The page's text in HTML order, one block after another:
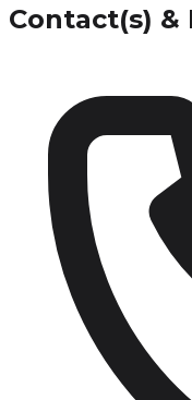
Contact(s) &